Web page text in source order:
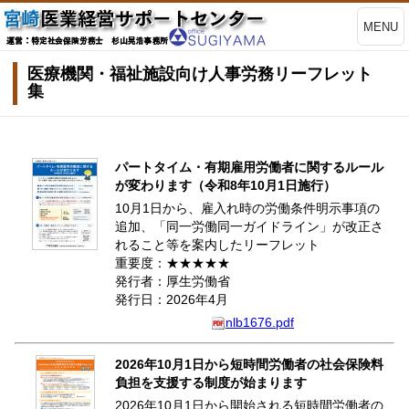
MENU
医療機関・福祉施設向け人事労務リーフレット
集
パートタイム・有期雇用労働者に関するルール
が変わります（令和8年10月1日施行）
10月1日から、雇入れ時の労働条件明示事項の
追加、「同一労働同一ガイドライン」が改正さ
れること等を案内したリーフレット
重要度：★★★★★
発行者：厚生労働省
発行日：2026年4月
nlb1676.pdf
2026年10月1日から短時間労働者の社会保険料
負担を支援する制度が始まります
2026年10月1日から開始される短時間労働者の